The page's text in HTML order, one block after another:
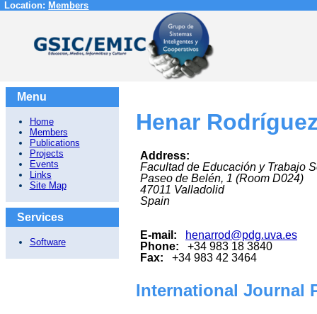
Location: Members
Menu
Home
Members
Publications
Projects
Events
Links
Site Map
Services
Software
Henar
Address:
Facultad de Educación y Trabajo
Paseo de Belén, 1 (Room D024)
47011 Valladolid
Spain
E-mail:
henarrod@pdg.uva.es
Phone:
+34 983 18 3840
Fax:
+34 983 42 3464
International Journal